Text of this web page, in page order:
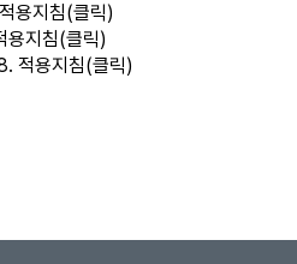
용지침(클릭)
용지침(클릭)
적용지침(클릭)